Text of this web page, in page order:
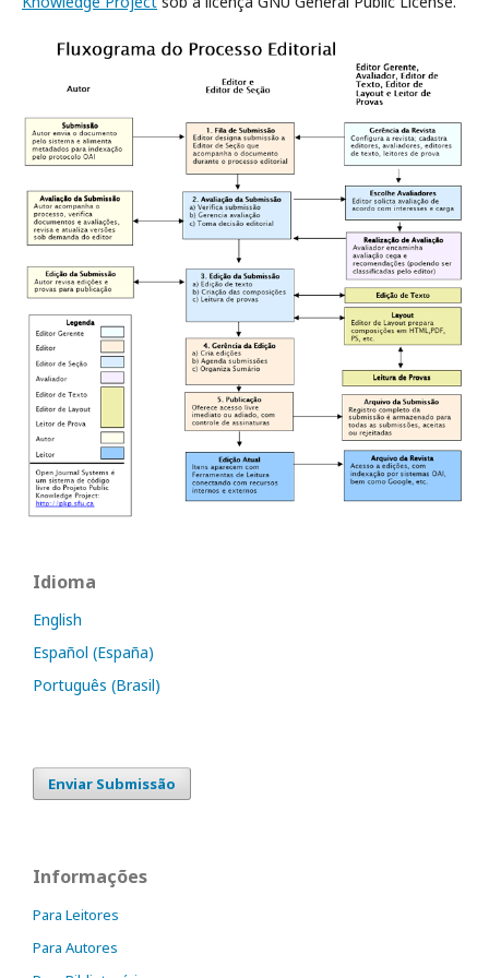
Idioma
English
Español (España)
Português (Brasil)
Enviar Submissão
Informações
Para Leitores
Para Autores